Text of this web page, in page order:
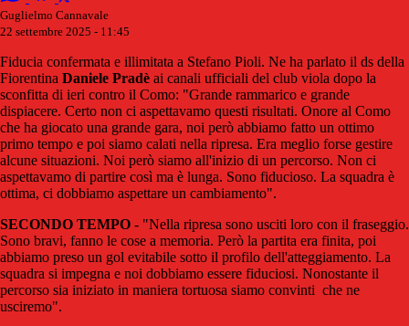
Guglielmo Cannavale
22 settembre 2025 - 11:45
Fiducia confermata e illimitata a Stefano Pioli. Ne ha parlato il ds della
Fiorentina Daniele Pradè ai canali ufficiali del club viola dopo la
sconfitta di ieri contro il Como: "Grande rammarico e grande
dispiacere. Certo non ci aspettavamo questi risultati. Onore al Como
che ha giocato una grande gara, noi però abbiamo fatto un ottimo
primo tempo e poi siamo calati nella ripresa. Era meglio forse gestire
alcune situazioni. Noi però siamo all'inizio di un percorso. Non ci
aspettavamo di partire così ma è lunga. Sono fiducioso. La squadra è
ottima, ci dobbiamo aspettare un cambiamento".
SECONDO TEMPO - "Nella ripresa sono usciti loro con il fraseggio.
Sono bravi, fanno le cose a memoria. Però la partita era finita, poi
abbiamo preso un gol evitabile sotto il profilo dell'atteggiamento. La
squadra si impegna e noi dobbiamo essere fiduciosi. Nonostante il
percorso sia iniziato in maniera tortuosa siamo convinti che ne
usciremo".